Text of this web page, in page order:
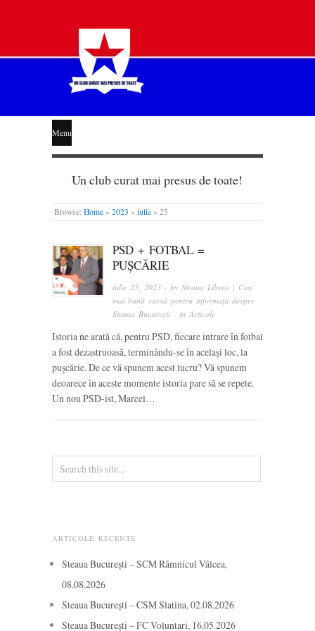
STEAUA
LIBERĂ
Menu
Un club curat mai presus de toate!
Browse: Home » 2023 » iulie » 25
PSD + FOTBAL =
PUȘCĂRIE
iulie 25, 2023 · bySteaua Libera | Cea
mai bună sursă pentru informații despre
Steaua București · inArticole
Istoria ne arată că, pentru PSD, fiecare intrare în fotbal
a fost dezastruoasă, terminându-se în același loc, la
pușcărie. De ce vă spunem acest lucru? Vă spunem
deoarece în aceste momente istoria pare să se repete.
Un nou PSD-ist, Marcel…
ARTICOLE RECENTE
Steaua București – SCM Râmnicul Vâlcea,
08.08.2026
Steaua București – CSM Slatina, 02.08.2026
Steaua București – FC Voluntari, 16.05.2026